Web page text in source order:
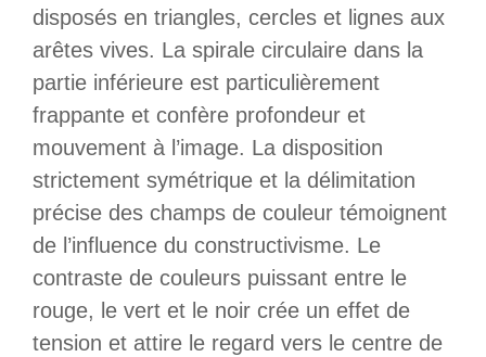
disposés en triangles, cercles et lignes aux
arêtes vives. La spirale circulaire dans la
partie inférieure est particulièrement
frappante et confère profondeur et
mouvement à l’image. La disposition
strictement symétrique et la délimitation
précise des champs de couleur témoignent
de l’influence du constructivisme. Le
contraste de couleurs puissant entre le
rouge, le vert et le noir crée un effet de
tension et attire le regard vers le centre de